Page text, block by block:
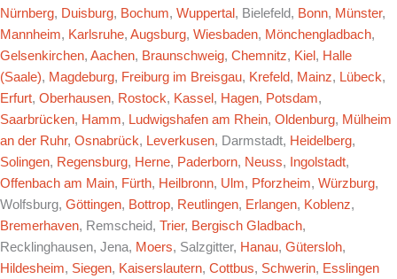
Nürnberg, Duisburg, Bochum, Wuppertal , Bielefeld, Bonn, Münster,
Mannheim, Karlsruhe, Augsburg, Wiesbaden, Mönchengladbach,
Gelsenkirchen, Aachen, Braunschweig, Chemnitz, Kiel , Halle
(Saale), Magdeburg, Freiburg im Breisgau, Krefeld, Mainz, Lübeck,
Erfurt, Oberhausen, Rostock, Kassel , Hagen, Potsdam,
Saarbrücken, Hamm, Ludwigshafen am Rhein, Oldenburg, Mülheim
an der Ruhr, Osnabrück, Leverkusen, Darmstadt, Heidelberg,
Solingen, Regensburg, Herne, Paderborn, Neuss, Ingolstadt,
Offenbach am Main, Fürth, Heilbronn, Ulm, Pforzheim, Würzburg,
Wolfsburg, Göttingen, Bottrop, Reutlingen, Erlangen, Koblenz,
Bremerhaven, Remscheid, Trier, Bergisch Gladbach,
Recklinghausen, Jena, Moers, Salzgitter, Hanau, Gütersloh,
Hildesheim, Siegen, Kaiserslautern, Cottbus, Schwerin, Esslingen